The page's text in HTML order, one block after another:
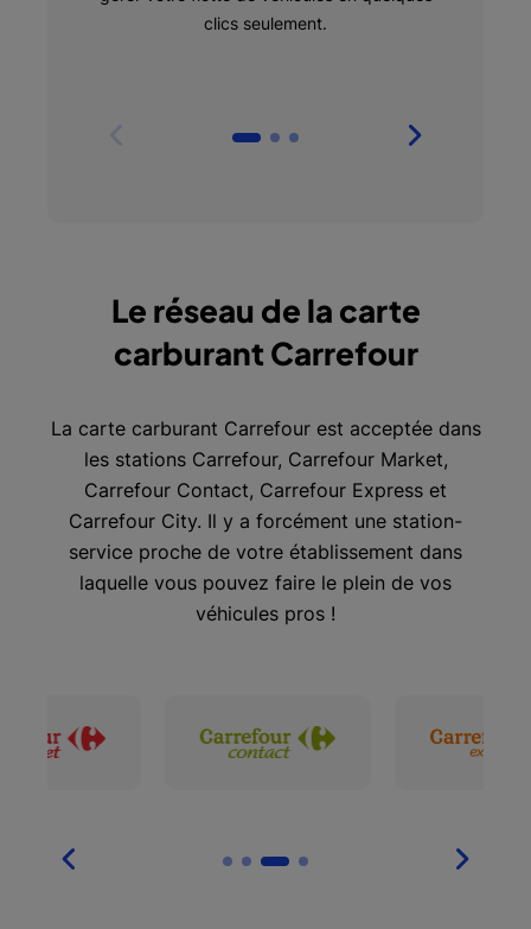
clics seulement.
Le réseau de la carte
carburant Carrefour
La carte carburant Carrefour est acceptée dans
les stations Carrefour, Carrefour Market,
Carrefour Contact, Carrefour Express et
Carrefour City. Il y a forcément une station-
service proche de votre établissement dans
laquelle vous pouvez faire le plein de vos
véhicules pros !